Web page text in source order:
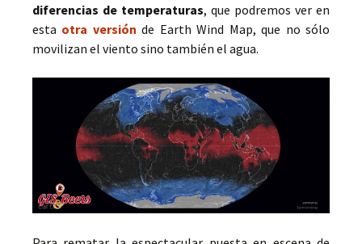
diferencias de temperaturas, que podremos ver en
esta otra versión de Earth Wind Map, que no sólo
movilizan el viento sino también el agua.